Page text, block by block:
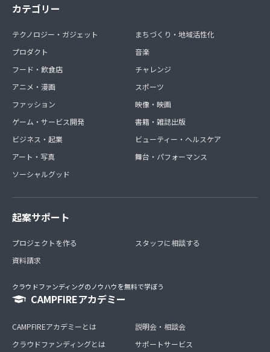
カテゴリー
テクノロジー・ガジェット
プロダクト
フード・飲食店
アニメ・漫画
ファッション
ゲーム・サービス開発
ビジネス・起業
アート・写真
ソーシャルグッド
まちづくり・地域活性化
音楽
チャレンジ
スポーツ
映像・映画
書籍・雑誌出版
ビューティー・ヘルスケア
舞台・パフォーマンス
起案サポート
プロジェクトを作る
資料請求
スタッフに相談する
クラウドファンディングのノウハウを無料で学ぼう
CAMPFIREアカデミー
CAMPFIREアカデミーとは
クラウドファンディングとは
説明会・相談会
サポートサービス